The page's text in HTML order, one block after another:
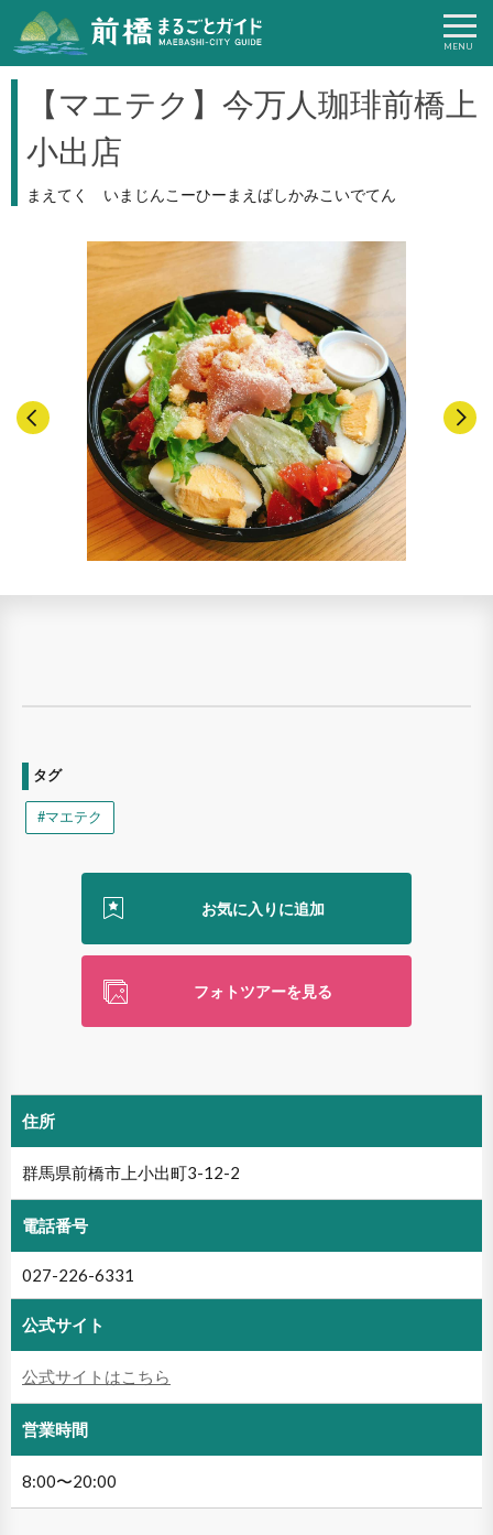
【マエテク】今万人珈琲前橋上
小出店
まえてく いまじんこーひーまえばしかみこいでてん
タグ
#マエテク
フォトツアーを見る
住所
群馬県前橋市上小出町3-12-2
電話番号
027-226-6331
公式サイト
公式サイトはこちら
営業時間
8:00〜20:00